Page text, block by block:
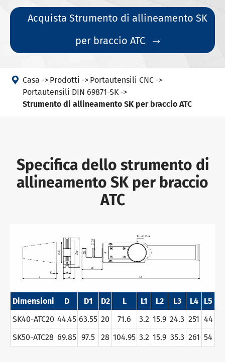
Acquista Strumento di allineamento SK
per braccio ATC

 Casa Prodotti
Portautensili CNC
Portautensili DIN 69871-SK
Strumento di allineamento SK per braccio ATC
Specifica dello strumento di
allineamento SK per braccio
ATC
Dimensioni D D1 D2 L L1 L2 L3 L4
L5
SK40-ATC20 44.45 63.55 20 71.6 3.2 15.9 24.3 251 44
SK50-ATC28 69.85 97.5 28 104.95 3.2 15.9 35.3 261 54